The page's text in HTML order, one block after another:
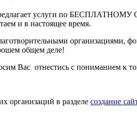
услуги по БЕСПЛАТНОМУ
и в настоящее время.
общем деле!
Вас отнестись с пониманием к
организаций в разделе создание